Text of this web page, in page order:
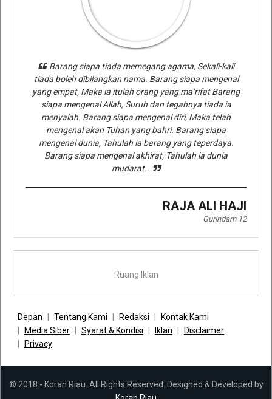
Barang siapa tiada memegang agama, Sekali-kali
tiada boleh dibilangkan nama. Barang siapa mengenal
yang empat, Maka ia itulah orang yang ma’rifat Barang
siapa mengenal Allah, Suruh dan tegahnya tiada ia
menyalah. Barang siapa mengenal diri, Maka telah
mengenal akan Tuhan yang bahri. Barang siapa
mengenal dunia, Tahulah ia barang yang teperdaya.
Barang siapa mengenal akhirat, Tahulah ia dunia
mudarat..
RAJA ALI HAJI
Gurindam 12
Ruang Iklan
Depan Tentang Kami Redaksi
Kontak Kami
Media Siber
Syarat & Kondisi Iklan
Disclaimer
Privacy
© 2018 - Koran Riau. All Rights Reserved. Designed & Developed by